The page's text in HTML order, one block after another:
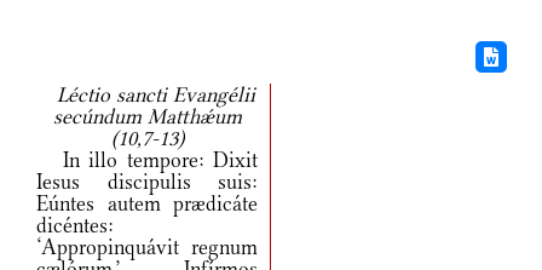
Léctio sancti Evangélii
secúndum Matthǽum
(10,7-13)
In illo tempore: Dixit
Iesus discipulis suis:
Eúntes autem prædicáte
dicéntes:
‘Appropinquávit regnum